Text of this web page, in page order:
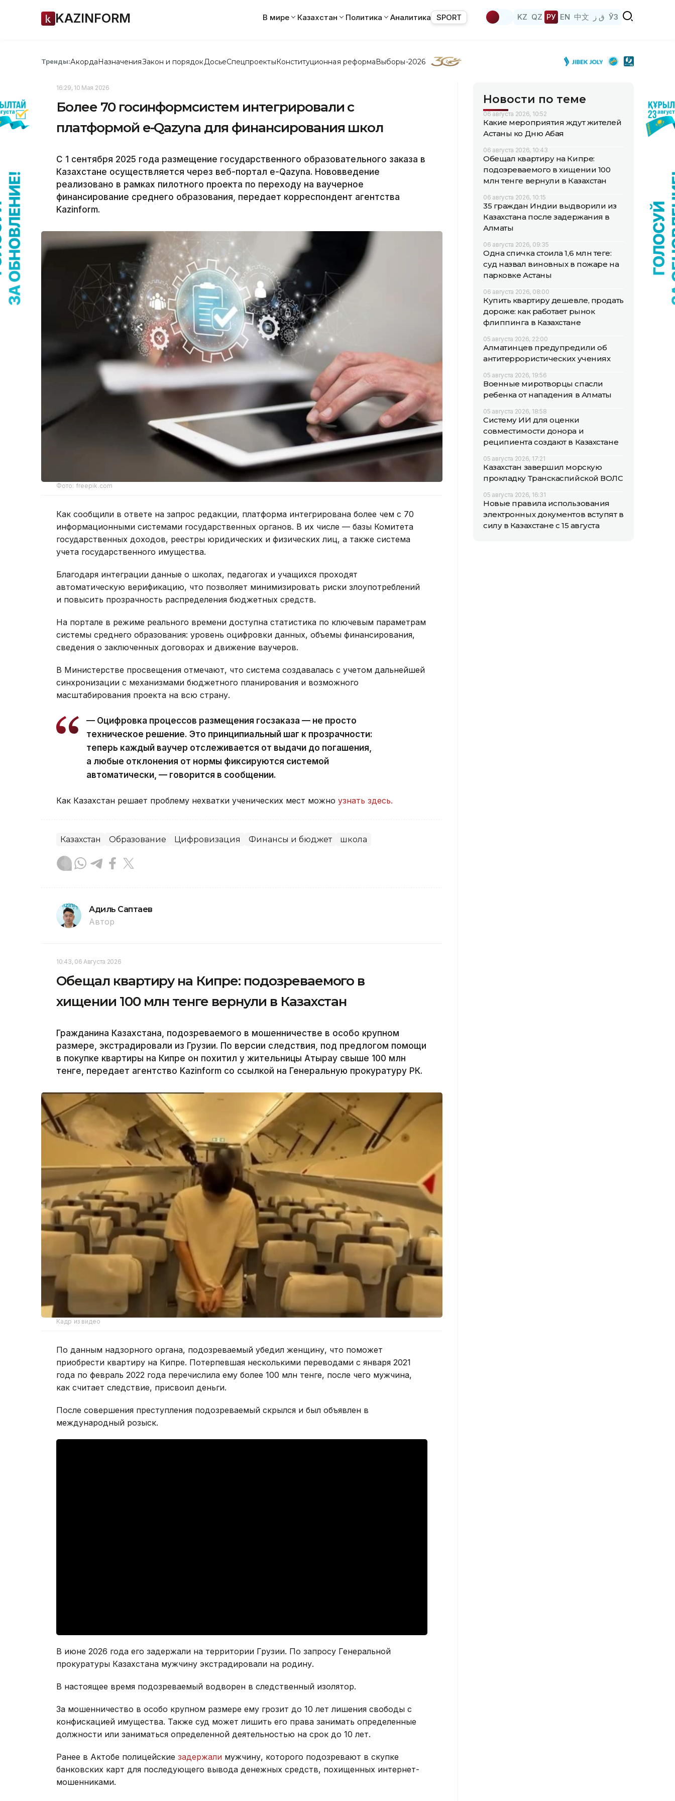
KAZINFORM В мире Казахстан Политика Аналитика SPORT KZ QZ РУ EN 中文 ق ز ЎЗ
Тренды:АкордаНазначенияЗакон и порядок ДосьеСпецпроектыКонституционная реформаВыборы-2026
16:29, 10 Мая 2026
Более 70 госинформсистем интегрировали с
платформой e-Qazyna для финансирования школ
С 1 сентября 2025 года размещение государственного образовательного заказа в
Казахстане осуществляется через веб-портал e-Qazyna. Нововведение
реализовано в рамках пилотного проекта по переходу на ваучерное
финансирование среднего образования, передает корреспондент агентства
Kazinform.
Фото: freepik.com
Как сообщили в ответе на запрос редакции, платформа интегрирована более чем с 70
информационными системами государственных органов. В их числе — базы Комитета
государственных доходов, реестры юридических и физических лиц, а также система
учета государственного имущества.
Благодаря интеграции данные о школах, педагогах и учащихся проходят
автоматическую верификацию, что позволяет минимизировать риски злоупотреблений
и повысить прозрачность распределения бюджетных средств.
На портале в режиме реального времени доступна статистика по ключевым параметрам
системы среднего образования: уровень оцифровки данных, объемы финансирования,
сведения о заключенных договорах и движение ваучеров.
В Министерстве просвещения отмечают, что система создавалась с учетом дальнейшей
синхронизации с механизмами бюджетного планирования и возможного
масштабирования проекта на всю страну.
— Оцифровка процессов размещения госзаказа — не просто
техническое решение. Это принципиальный шаг к прозрачности:
теперь каждый ваучер отслеживается от выдачи до погашения,
а любые отклонения от нормы фиксируются системой
автоматически, — говорится в сообщении.
Как Казахстан решает проблему нехватки ученических мест можно узнать здесь.
Казахстан Образование Цифровизация Финансы и бюджет школа
Адиль Саптаев
Автор
10:43, 06 Августа 2026
Обещал квартиру на Кипре: подозреваемого в
хищении 100 млн тенге вернули в Казахстан
Гражданина Казахстана, подозреваемого в мошенничестве в особо крупном
размере, экстрадировали из Грузии. По версии следствия, под предлогом помощи
в покупке квартиры на Кипре он похитил у жительницы Атырау свыше 100 млн
тенге, передает агентство Kazinform со ссылкой на Генеральную прокуратуру РК.
Кадр из видео
По данным надзорного органа, подозреваемый убедил женщину, что поможет
приобрести квартиру на Кипре. Потерпевшая несколькими переводами с января 2021
года по февраль 2022 года перечислила ему более 100 млн тенге, после чего мужчина,
как считает следствие, присвоил деньги.
После совершения преступления подозреваемый скрылся и был объявлен в
международный розыск.
В июне 2026 года его задержали на территории Грузии. По запросу Генеральной
прокуратуры Казахстана мужчину экстрадировали на родину.
В настоящее время подозреваемый водворен в следственный изолятор.
За мошенничество в особо крупном размере ему грозит до 10 лет лишения свободы с
конфискацией имущества. Также суд может лишить его права занимать определенные
должности или заниматься определенной деятельностью на срок до 10 лет.
Ранее в Актобе полицейские задержали мужчину, которого подозревают в скупке
банковских карт для последующего вывода денежных средств, похищенных интернет-
мошенниками.
Новости по теме
06 августа 2026, 10:52
Какие мероприятия ждут жителей
Астаны ко Дню Абая
06 августа 2026, 10:43
Обещал квартиру на Кипре:
подозреваемого в хищении 100
млн тенге вернули в Казахстан
06 августа 2026, 10:15
35 граждан Индии выдворили из
Казахстана после задержания в
Алматы
06 августа 2026, 09:35
Одна спичка стоила 1,6 млн теңге:
суд назвал виновных в пожаре на
парковке Астаны
06 августа 2026, 08:00
Купить квартиру дешевле, продать
дороже: как работает рынок
флиппинга в Казахстане
05 августа 2026, 22:00
Алматинцев предупредили об
антитеррористических учениях
05 августа 2026, 19:56
Военные миротворцы спасли
ребенка от нападения в Алматы
05 августа 2026, 18:58
Систему ИИ для оценки
совместимости донора и
реципиента создают в Казахстане
05 августа 2026, 17:21
Казахстан завершил морскую
прокладку Транскаспийской ВОЛС
05 августа 2026, 16:31
Новые правила использования
электронных документов вступят в
силу в Казахстане с 15 августа